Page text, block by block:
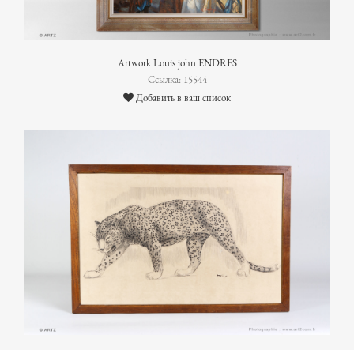
Artwork Louis john ENDRES
Ссылка: 15544
Добавить в ваш список